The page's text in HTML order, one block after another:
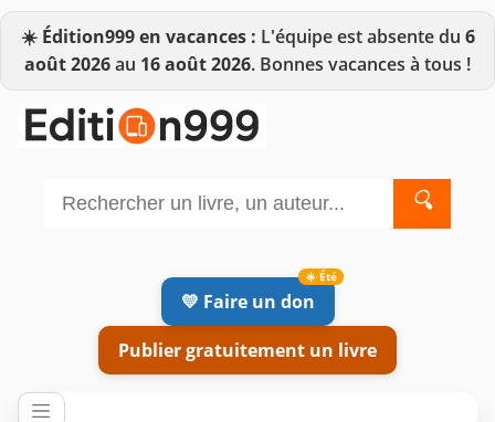
☀️ Édition999 en vacances : L'équipe est absente du 6
août 2026au 16 août 2026. Bonnes vacances à tous !
🔍
💛 Faire un don
Publier gratuitement un livre